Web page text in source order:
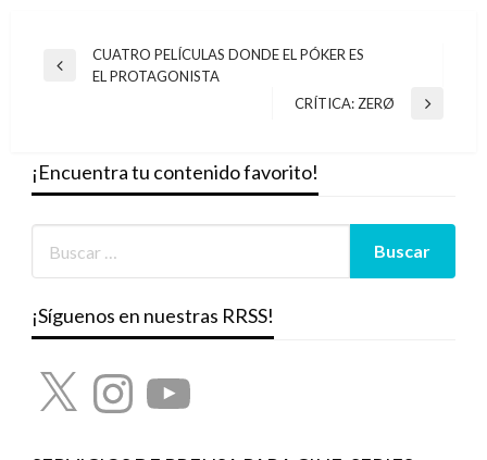
Navegación
Entrada
CUATRO PELÍCULAS DONDE EL PÓKER ES
EL PROTAGONISTA
Entrada
CRÍTICA: ZERØ
¡Encuentra tu contenido favorito!
¡Síguenos en nuestras RRSS!
X InstagramYouTube